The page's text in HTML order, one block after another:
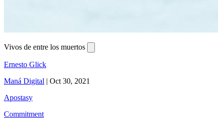
Vivos de entre los muertos
Ernesto Glick
Maná Digital | Oct 30, 2021
Apostasy
Commitment